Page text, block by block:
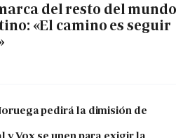
del resto del mundo
«El camino es seguir
pedirá la dimisión de